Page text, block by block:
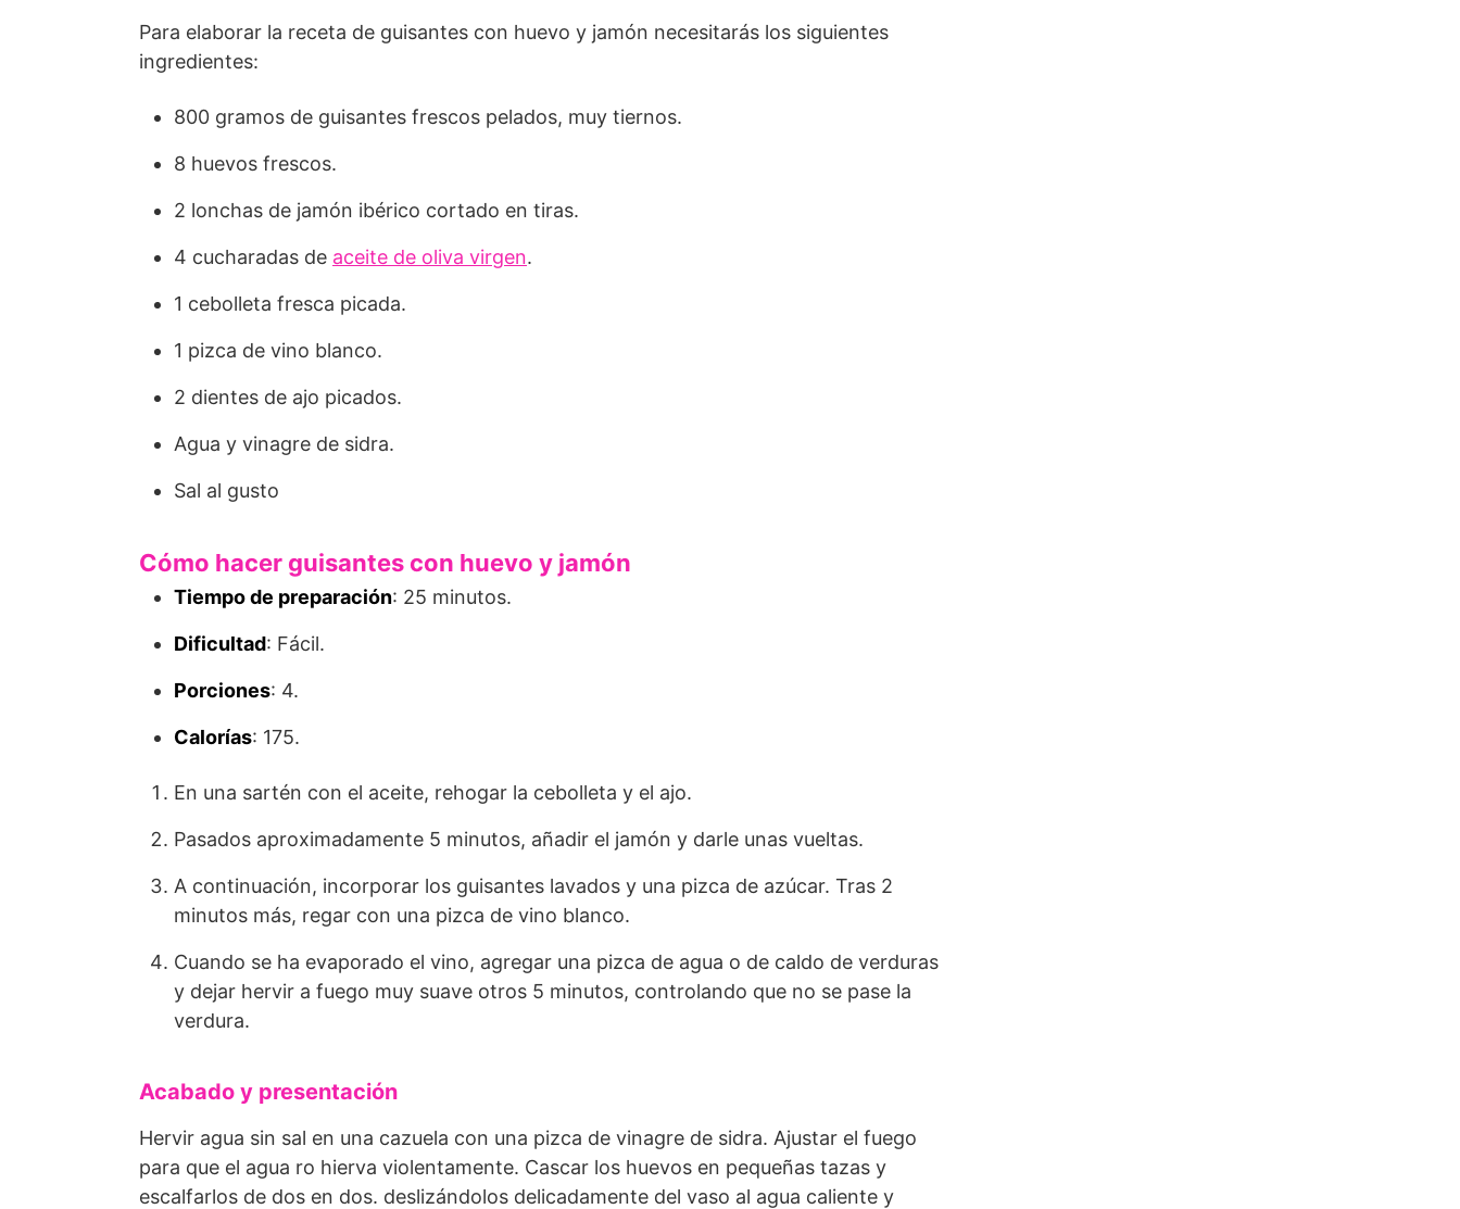
Para elaborar la receta de guisantes con huevo y jamón necesitarás los siguientes
ingredientes:
800 gramos de guisantes frescos pelados, muy tiernos.
8 huevos frescos.
2 lonchas de jamón ibérico cortado en tiras.
4 cucharadas de aceite de oliva virgen.
1 cebolleta fresca picada.
1 pizca de vino blanco.
2 dientes de ajo picados.
Agua y vinagre de sidra.
Sal al gusto
Cómo hacer guisantes con huevo y jamón
Tiempo de preparación: 25 minutos.
Dificultad: Fácil.
Porciones: 4.
Calorías: 175.
En una sartén con el aceite, rehogar la cebolleta y el ajo.
Pasados aproximadamente 5 minutos, añadir el jamón y darle unas vueltas.
A continuación, incorporar los guisantes lavados y una pizca de azúcar. Tras 2
minutos más, regar con una pizca de vino blanco.
Cuando se ha evaporado el vino, agregar una pizca de agua o de caldo de verduras
y dejar hervir a fuego muy suave otros 5 minutos, controlando que no se pase la
verdura.
Acabado y presentación
Hervir agua sin sal en una cazuela con una pizca de vinagre de sidra. Ajustar el fuego
para que el agua ro hierva violentamente. Cascar los huevos en pequeñas tazas y
escalfarlos de dos en dos. deslizándolos delicadamente del vaso al agua caliente y